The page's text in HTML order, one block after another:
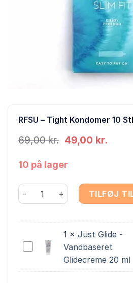
RFSU – Tight Kondomer 10
69,00kr. Den
oprindelige
var:
49,00 kr.Den
10 på lager
RFSU - Tight Kondomer 10
TILFØJ
Just
1 × Just Glide -
Vandbaseret
Glidecreme 20 ml